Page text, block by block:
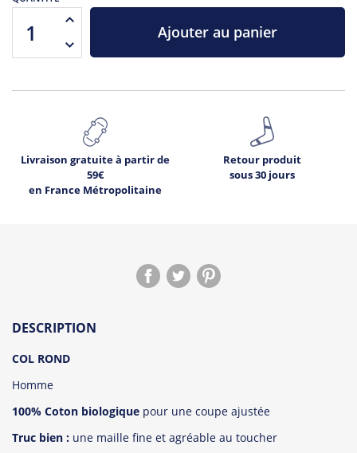
Ajouter au panier
Livraison gratuite à partir de
59€
en France Métropolitaine
Retour produit
sous 30 jours
DESCRIPTION
COL ROND
Homme
100% Coton biologique pour une coupe ajustée
Truc bien : une maille fine et agréable au toucher